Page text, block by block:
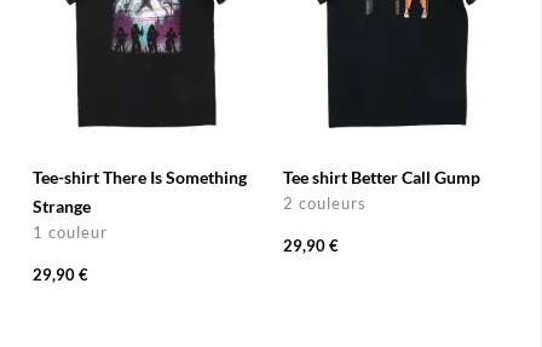
Tee-shirt There Is Something
Strange
1 couleur
29,90 €
Tee shirt Better Call Gump
2 couleurs
29,90 €